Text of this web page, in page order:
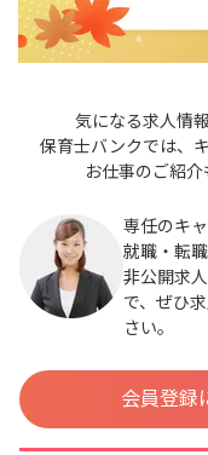
気になる求人情
保育士バンクでは、
お仕事のご紹介
専任のキ
就職・転
非公開求
で、ぜひ
さい。
会員登録